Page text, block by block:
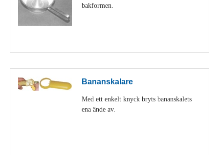
bakformen.
Bananskalare
Med ett enkelt knyck bryts bananskalets
ena ände av.